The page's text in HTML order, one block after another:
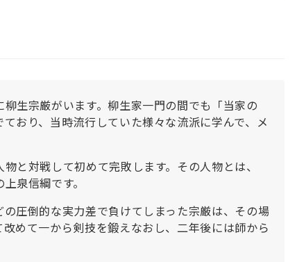
生宗厳がいます。柳生家一門の間でも「当家の
おり、当時流行していた様々な流派に学んで、メ
と対戦して初めて完敗します。その人物とは、
泉信綱です。
圧倒的な実力差で負けてしまった宗厳は、その場
めて一から剣技を鍛えなおし、二年後には師から